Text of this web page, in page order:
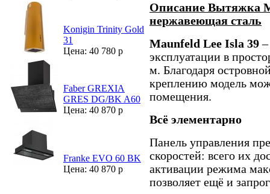
Konigin Trinity Gold
31
Цена: 40 780 р
Faber GREXIA
GRES DG/BK A60
Цена: 40 870 р
Franke EVO 60 BK
Цена: 40 870 р
Описание Вытяжка
нержавеющая сталь
Maunfeld Lee Isla 39
эксплуатации в
м. Благодаря
креплению модель
помещения.
Всё элементарно
Панель управления
скоростей: всего их
активации режима
позволяет ещё и